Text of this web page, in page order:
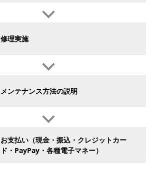
修理実施
メンテナンス方法の説明
お支払い（現金・振込・クレジットカー
ド・PayPay・各種電子マネー）